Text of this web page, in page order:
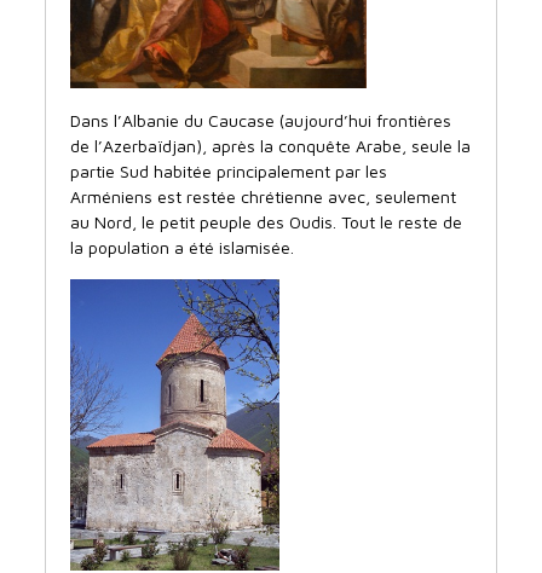
Dans l’Albanie du Caucase (aujourd’hui frontières
de l’Azerbaïdjan), après la conquête Arabe, seule la
partie Sud habitée principalement par les
Arméniens est restée chrétienne avec, seulement
au Nord, le petit peuple des Oudis. Tout le reste de
la population a été islamisée.